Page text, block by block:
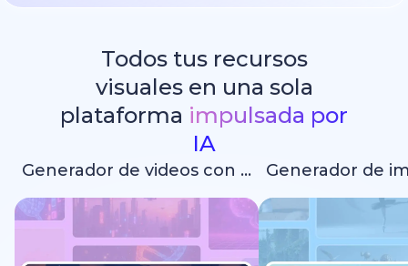
Todos tus recursos
visuales en una sola
plataforma impulsada por
IA
Generador de videos con IA